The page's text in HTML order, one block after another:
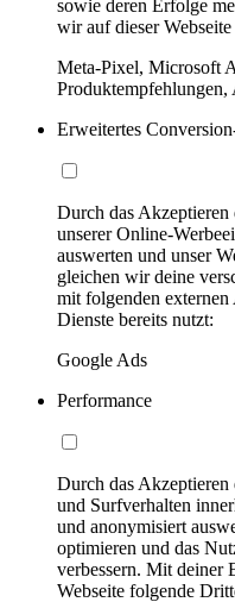
sowie deren Erfolge
wir auf dieser
Meta-Pixel, Microsoft
Produktempfehlungen,
Erweitertes
Durch das
unserer Online-
auswerten und unser
gleichen wir deine
mit folgenden externen
Dienste bereits nutzt:
Google Ads
Performance
Durch das
und Surfverhalten
und anonymisiert
optimieren und das
verbessern. Mit deiner
Webseite folgende